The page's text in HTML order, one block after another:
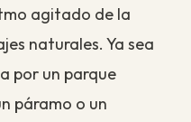
agitado de la
naturales. Ya sea
por un parque
páramo o un